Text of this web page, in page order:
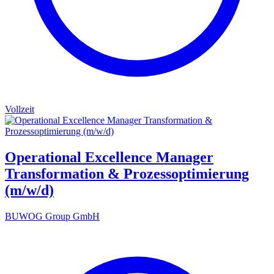
Vollzeit
Operational Excellence Manager
Transformation & Prozessoptimierung
(m/w/d)
BUWOG Group GmbH